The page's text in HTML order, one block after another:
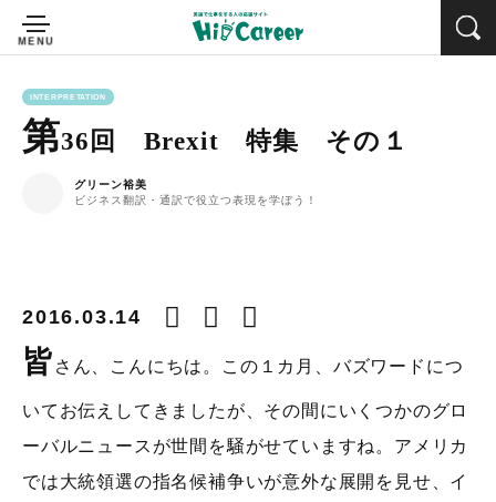
INTERPRETATION
第36回 Brexit 特集 その１
グリーン裕美
ビジネス翻訳・通訳で役立つ表現を学ぼう！
2016.03.14
皆 さん、こんにちは。この１カ月、バズワードにつ
いてお伝えしてきましたが、その間にいくつかのグロ
ーバルニュースが世間を騒がせていますね。アメリカ
では大統領選の指名候補争いが意外な展開を見せ、イ